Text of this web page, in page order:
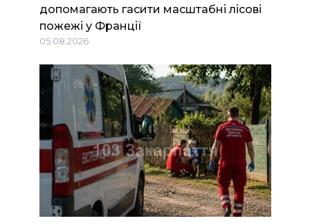
допомагають гасити масштабні лісові
пожежі у Франції
05.08.2026